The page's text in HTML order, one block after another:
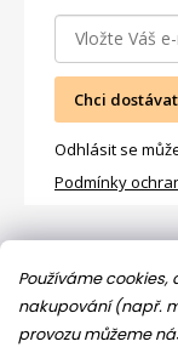
Používáme
nakupování (např.
provozu můžeme
Chci
Odhlásit se
Podmínky
Facebook